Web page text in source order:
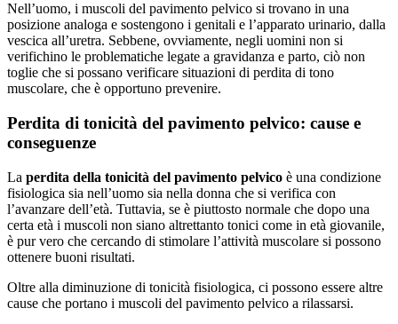
Nell’uomo, i muscoli del pavimento pelvico si trovano in una
posizione analoga e sostengono i genitali e l’apparato urinario, dalla
vescica all’uretra. Sebbene, ovviamente, negli uomini non si
verifichino le problematiche legate a gravidanza e parto, ciò non
toglie che si possano verificare situazioni di perdita di tono
muscolare, che è opportuno prevenire.
Perdita di tonicità del pavimento pelvico: cause e
conseguenze
La perdita della tonicità del pavimento pelvico è una condizione
fisiologica sia nell’uomo sia nella donna che si verifica con
l’avanzare dell’età. Tuttavia, se è piuttosto normale che dopo una
certa età i muscoli non siano altrettanto tonici come in età giovanile,
è pur vero che cercando di stimolare l’attività muscolare si possono
ottenere buoni risultati.
Oltre alla diminuzione di tonicità fisiologica, ci possono essere altre
cause che portano i muscoli del pavimento pelvico a rilassarsi.